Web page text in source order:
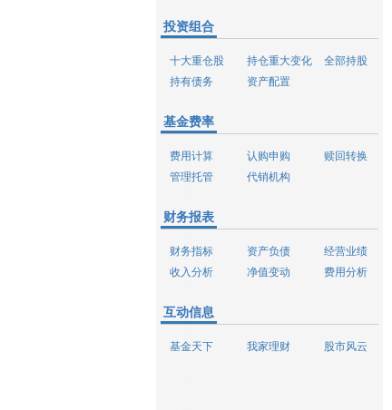
投资组合
十大重仓股 持仓重大变化
全部持股
持有债务
资产配置
基金费率
费用计算 认购申购
赎回转换
管理托管
代销机构
财务报表
财务指标 资产负债
经营业绩
收入分析
净值变动 费用分析
互动信息
基金天下 我家理财 股市风云